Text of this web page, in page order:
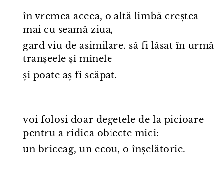
în vremea aceea, o altă limbă creștea
mai cu seamă ziua,
gard viu de asimilare. să fi lăsat în urmă
tranșeele și minele
și poate aș fi scăpat.
voi folosi doar degetele de la picioare
pentru a ridica obiecte mici:
un briceag, un ecou, o înșelătorie.